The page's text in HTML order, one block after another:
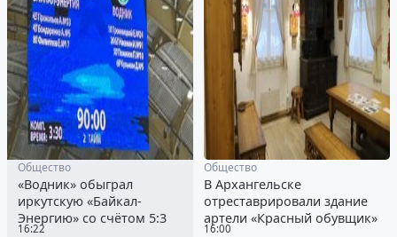
16:22
Общество
«Водник» обыграл
иркутскую «Байкал-
Энергию» со счётом 5:3
16:00
Общество
В Архангельске
отреставрировали здание
артели «Красный обувщик»